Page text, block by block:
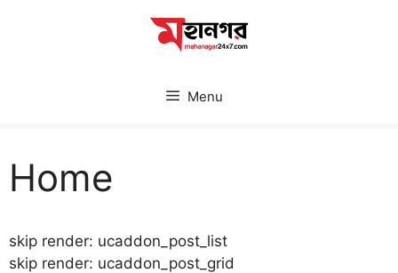
Menu
Home
skip render: ucaddon_post_list
skip render: ucaddon_post_grid